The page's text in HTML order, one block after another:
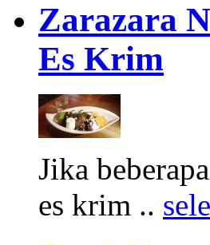
Zarazara
Es Krim
Jika
es krim ..